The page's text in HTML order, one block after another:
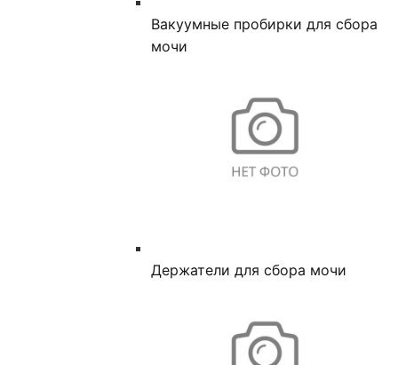
Вакуумные пробирки для сбора
мочи
Держатели для сбора мочи